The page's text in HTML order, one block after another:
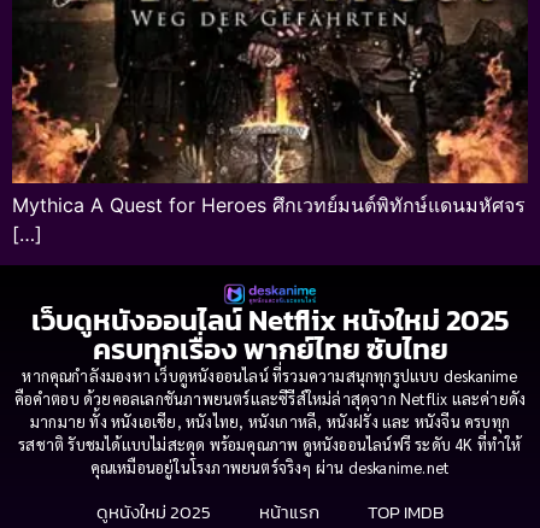
Mythica A Quest for Heroes ศึกเวทย์มนต์พิทักษ์แดนมหัศจร
[…]
เว็บดูหนังออนไลน์ Netflix หนังใหม่ 2025
ครบทุกเรื่อง พากย์ไทย ซับไทย
หากคุณกำลังมองหา เว็บดูหนังออนไลน์ ที่รวมความสนุกทุกรูปแบบ deskanime
คือคำตอบ ด้วยคอลเลกชันภาพยนตร์และซีรีส์ใหม่ล่าสุดจาก Netflix และค่ายดัง
มากมาย ทั้ง หนังเอเชีย, หนังไทย, หนังเกาหลี, หนังฝรั่ง และ หนังจีน ครบทุก
รสชาติ รับชมได้แบบไม่สะดุด พร้อมคุณภาพ ดูหนังออนไลน์ฟรี ระดับ 4K ที่ทำให้
คุณเหมือนอยู่ในโรงภาพยนตร์จริงๆ ผ่าน deskanime.net
ดูหนังใหม่ 2025 หน้าแรก
TOP IMDB